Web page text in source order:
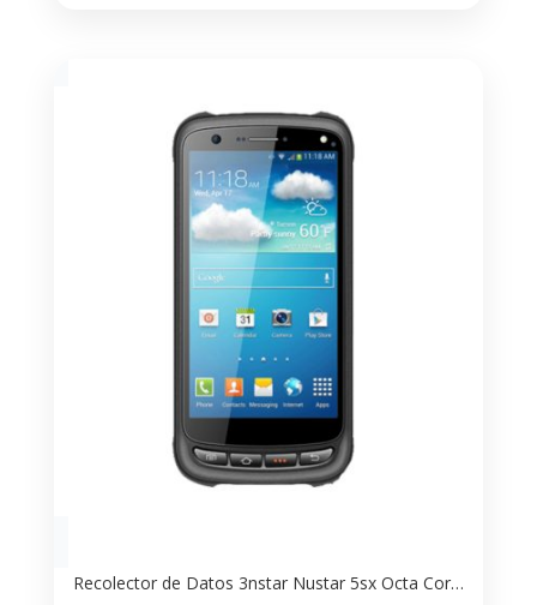
Recolector de Datos 3nstar Nustar 5sx Octa Core 2.0 GHz – Resistente IP65 para Inventarios